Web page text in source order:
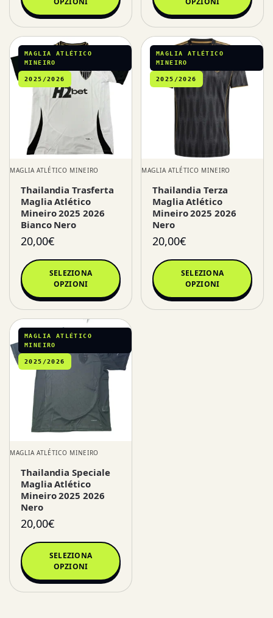
MAGLIA ATLÉTICO
MINEIRO
2025/2026
MAGLIA ATLÉTICO MINEIRO
Thailandia Trasferta
Maglia Atlético
Mineiro 2025 2026
Bianco Nero
20,00€
SELEZIONA
OPZIONI
MAGLIA ATLÉTICO
MINEIRO
2025/2026
MAGLIA ATLÉTICO MINEIRO
Thailandia Terza
Maglia Atlético
Mineiro 2025 2026
Nero
20,00€
SELEZIONA
OPZIONI
MAGLIA ATLÉTICO
MINEIRO
2025/2026
MAGLIA ATLÉTICO MINEIRO
Thailandia Speciale
Maglia Atlético
Mineiro 2025 2026
Nero
20,00€
SELEZIONA
OPZIONI